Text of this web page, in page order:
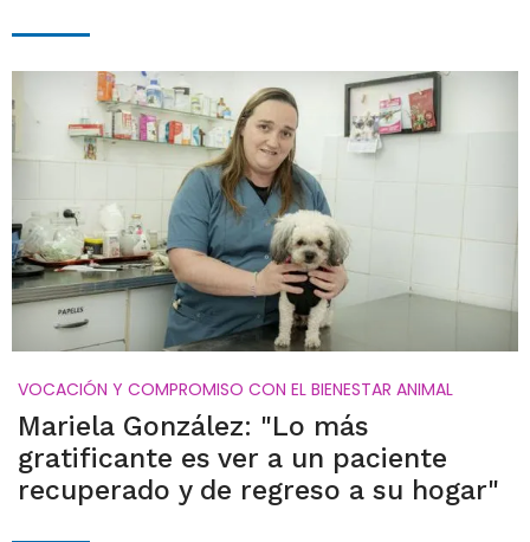
VOCACIÓN Y COMPROMISO CON EL BIENESTAR ANIMAL
Mariela González: "Lo más
gratificante es ver a un paciente
recuperado y de regreso a su hogar"